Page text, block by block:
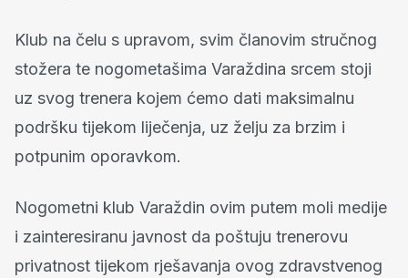
Klub na čelu s upravom, svim članovim stručnog
stožera te nogometašima Varaždina srcem stoji
uz svog trenera kojem ćemo dati maksimalnu
podršku tijekom liječenja, uz želju za brzim i
potpunim oporavkom.
Nogometni klub Varaždin ovim putem moli medije
i zainteresiranu javnost da poštuju trenerovu
privatnost tijekom rješavanja ovog zdravstvenog